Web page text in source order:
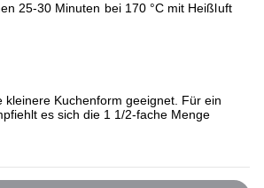
25-30 Minuten bei 170 °C mit Heißluft
kleinere Kuchenform geeignet. Für ein
es sich die 1 1/2-fache Menge